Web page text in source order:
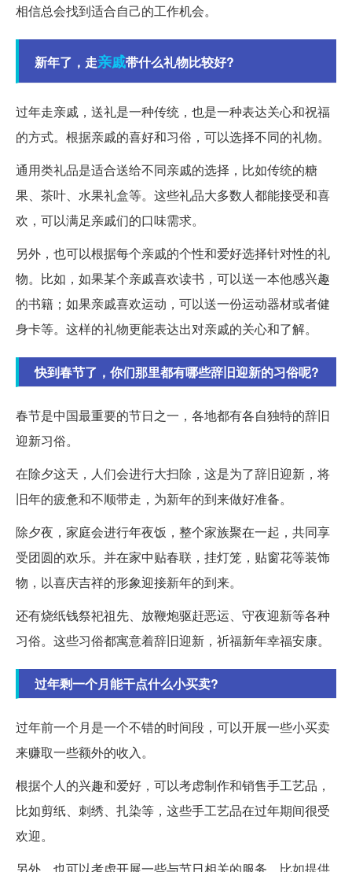
相信总会找到适合自己的工作机会。
新年了，走亲戚带什么礼物比较好?
过年走亲戚，送礼是一种传统，也是一种表达关心和祝福
的方式。根据亲戚的喜好和习俗，可以选择不同的礼物。
通用类礼品是适合送给不同亲戚的选择，比如传统的糖
果、茶叶、水果礼盒等。这些礼品大多数人都能接受和喜
欢，可以满足亲戚们的口味需求。
另外，也可以根据每个亲戚的个性和爱好选择针对性的礼
物。比如，如果某个亲戚喜欢读书，可以送一本他感兴趣
的书籍；如果亲戚喜欢运动，可以送一份运动器材或者健
身卡等。这样的礼物更能表达出对亲戚的关心和了解。
快到春节了，你们那里都有哪些辞旧迎新的习俗呢?
春节是中国最重要的节日之一，各地都有各自独特的辞旧
迎新习俗。
在除夕这天，人们会进行大扫除，这是为了辞旧迎新，将
旧年的疲惫和不顺带走，为新年的到来做好准备。
除夕夜，家庭会进行年夜饭，整个家族聚在一起，共同享
受团圆的欢乐。并在家中贴春联，挂灯笼，贴窗花等装饰
物，以喜庆吉祥的形象迎接新年的到来。
还有烧纸钱祭祀祖先、放鞭炮驱赶恶运、守夜迎新等各种
习俗。这些习俗都寓意着辞旧迎新，祈福新年幸福安康。
过年剩一个月能干点什么小买卖?
过年前一个月是一个不错的时间段，可以开展一些小买卖
来赚取一些额外的收入。
根据个人的兴趣和爱好，可以考虑制作和销售手工艺品，
比如剪纸、刺绣、扎染等，这些手工艺品在过年期间很受
欢迎。
另外，也可以考虑开展一些与节日相关的服务，比如提供